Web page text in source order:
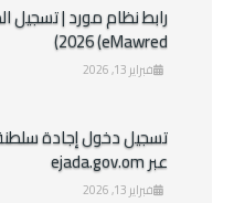
2026 (eMawred)
فبراير 13, 2026
عبر ejada.gov.om
فبراير 13, 2026